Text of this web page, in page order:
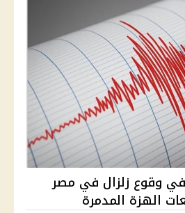
وقوع زلزال في مصر
الهزة المدمرة